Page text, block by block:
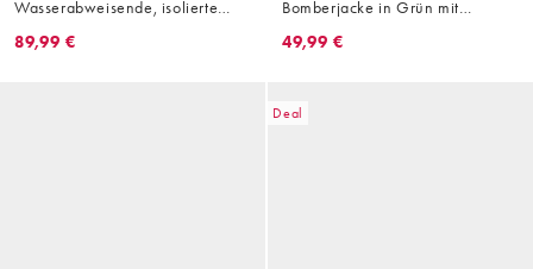
Wasserabweisende, isolierte
Latz-Skihose in Schwarz und
89,99 €
Bomberjacke in Grün mit
Kunstpelzkragen
49,99 €
Deal